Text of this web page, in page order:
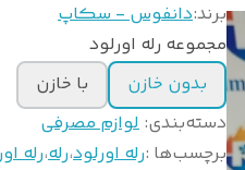
برند:دانفوس - سکاپ
مجموعه رله اورلود
بدون خازن
با خازن
دسته‌بندی: لوازم مصرفی
برچسب‌ها :رله اورلود،رله،رله